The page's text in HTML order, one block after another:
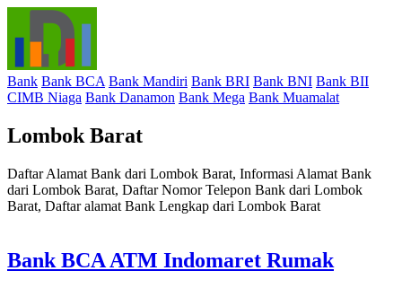
Bank Bank BCA Bank Mandiri Bank BRI Bank BNI Bank BII
CIMB Niaga Bank Danamon Bank Mega Bank Muamalat
Lombok Barat
Daftar Alamat Bank dari Lombok Barat, Informasi Alamat Bank
dari Lombok Barat, Daftar Nomor Telepon Bank dari Lombok
Barat, Daftar alamat Bank Lengkap dari Lombok Barat
Bank BCA ATM Indomaret Rumak